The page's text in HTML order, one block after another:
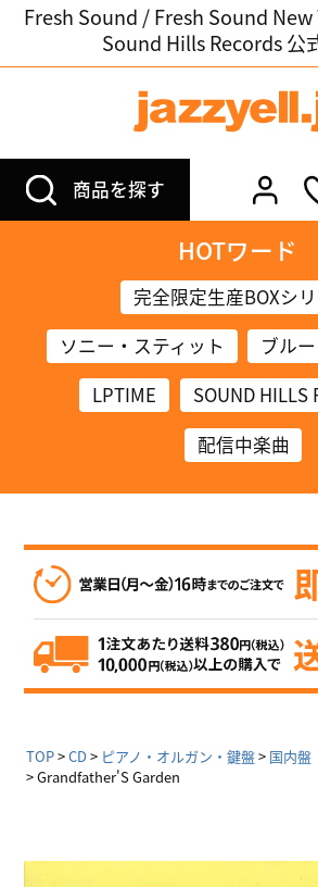
Fresh Sound / Fresh Sound
Sound Hills Records 公
商品を探す
HOTワード
完全限定生産BOXシ
ソニー・スティット
ブル
LPTIME
SOUND HILLS
配信中楽曲
TOP CD ピアノ・オルガン・鍵盤
国内盤
Grandfather'S Garden